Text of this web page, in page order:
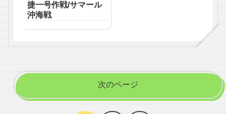
捷一号作戦/サマール
沖海戦
次のページ